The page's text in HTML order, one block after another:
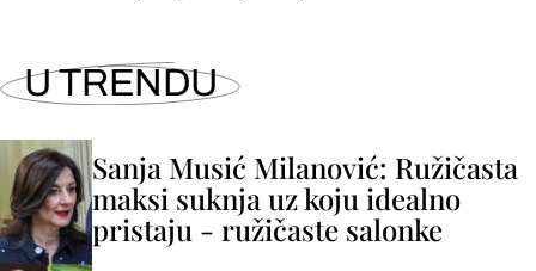
U TRENDU
Sanja Musić Milanović: Ružičasta
maksi suknja uz koju idealno
pristaju - ružičaste salonke